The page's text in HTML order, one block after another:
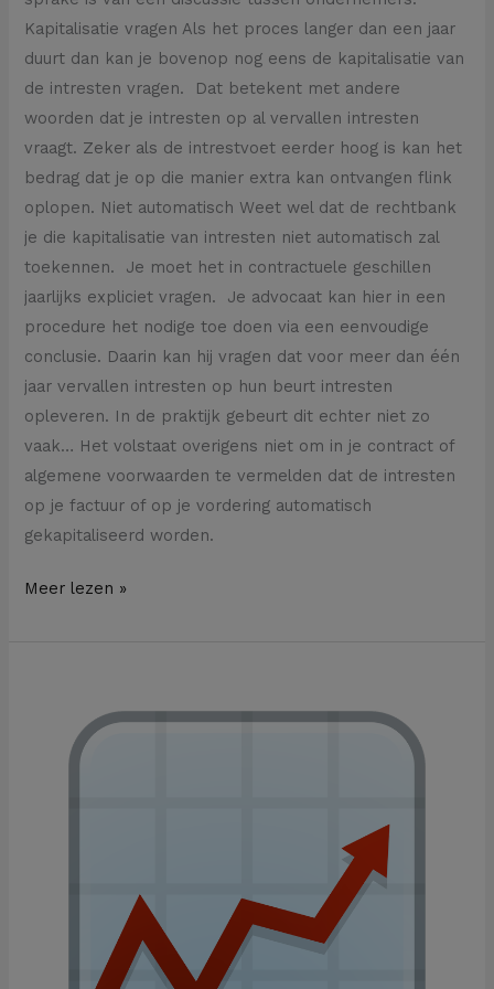
Kapitalisatie vragen Als het proces langer dan een jaar
duurt dan kan je bovenop nog eens de kapitalisatie van
de intresten vragen. Dat betekent met andere
woorden dat je intresten op al vervallen intresten
vraagt. Zeker als de intrestvoet eerder hoog is kan het
bedrag dat je op die manier extra kan ontvangen flink
oplopen. Niet automatisch Weet wel dat de rechtbank
je die kapitalisatie van intresten niet automatisch zal
toekennen. Je moet het in contractuele geschillen
jaarlijks expliciet vragen. Je advocaat kan hier in een
procedure het nodige toe doen via een eenvoudige
conclusie. Daarin kan hij vragen dat voor meer dan één
jaar vervallen intresten op hun beurt intresten
opleveren. In de praktijk gebeurt dit echter niet zo
vaak… Het volstaat overigens niet om in je contract of
algemene voorwaarden te vermelden dat de intresten
op je factuur of op je vordering automatisch
gekapitaliseerd worden.
Meer lezen »
indexeren